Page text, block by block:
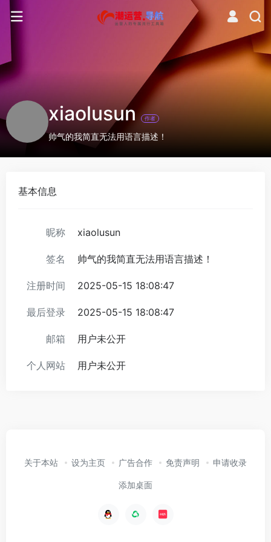
xiaolusun 作者
帅气的我简直无法用语言描述！
基本信息
昵称 xiaolusun
签名 帅气的我简直无法用语言描述！
注册时间 2025-05-15 18:08:47
最后登录 2025-05-15 18:08:47
邮箱 用户未公开
个人网站 用户未公开
关于本站 设为主页 广告合作 免责声明 申请收录
添加桌面